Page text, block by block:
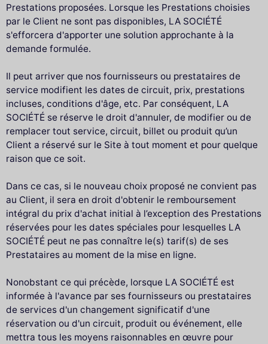
Prestations proposées. Lorsque les Prestations choisies
par le Client ne sont pas disponibles, LA SOCIÉTÉ
s'efforcera d'apporter une solution approchante à la
demande formulée.
Il peut arriver que nos fournisseurs ou prestataires de
service modifient les dates de circuit, prix, prestations
incluses, conditions d'âge, etc. Par conséquent, LA
SOCIÉTÉ se réserve le droit d'annuler, de modifier ou de
remplacer tout service, circuit, billet ou produit qu’un
Client a réservé sur le Site à tout moment et pour quelque
raison que ce soit.
Dans ce cas, si le nouveau choix proposé ne convient pas
au Client, il sera en droit d'obtenir le remboursement
intégral du prix d'achat initial à l’exception des Prestations
réservées pour les dates spéciales pour lesquelles LA
SOCIÉTÉ peut ne pas connaître le(s) tarif(s) de ses
Prestataires au moment de la mise en ligne.
Nonobstant ce qui précède, lorsque LA SOCIÉTÉ est
informée à l'avance par ses fournisseurs ou prestataires
de services d'un changement significatif d'une
réservation ou d'un circuit, produit ou événement, elle
mettra tous les moyens raisonnables en œuvre pour